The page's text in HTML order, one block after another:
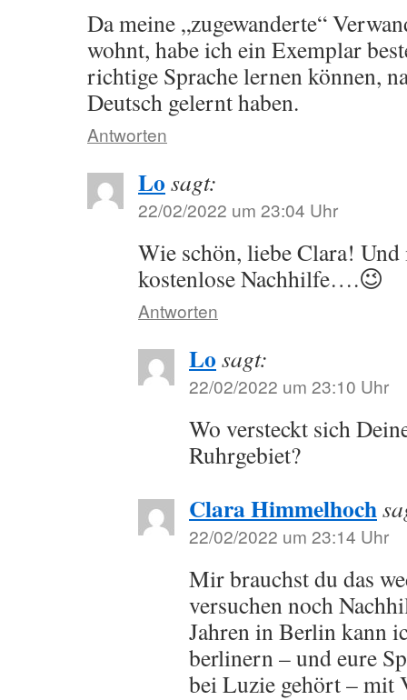
Da meine „zugewanderte“
wohnt, habe ich ein Exemplar
richtige Sprache lernen können,
Deutsch gelernt haben.
Antworten
Lo sagt:
22/02/2022 um 23:04 Uhr
Wie schön, liebe Clara! Und
kostenlose Nachhilfe….😉
Antworten
Lo sagt:
22/02/2022 um 23:10 Uhr
Wo versteckt sich
Ruhrgebiet?
Clara Himmelhoch
22/02/2022 um 23:14 Uhr
Mir brauchst du das
versuchen noch
Jahren in Berlin kann
berlinern – und eure
bei Luzie gehört – mit